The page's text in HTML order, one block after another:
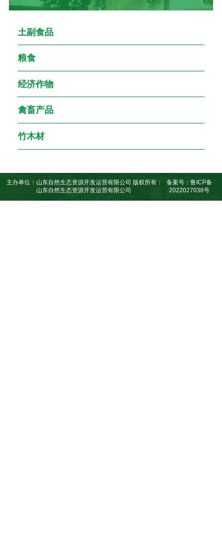
土副食品
粮食
经济作物
禽畜产品
竹木材
主办单位：山东自然生态资源开发运营有限公司 版权所有：
山东自然生态资源开发运营有限公司
备案号：鲁ICP备
2022027038号